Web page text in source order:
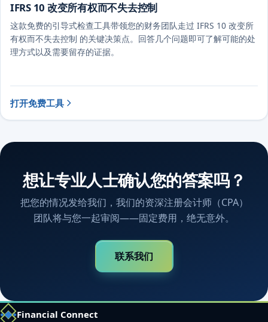
IFRS 10 改变所有权而不失去控制
这款免费的引导式检查工具带领您的财务团队走过 IFRS 10 改变所
有权而不失去控制 的关键决策点。回答几个问题即可了解可能的处
理方式以及需要留存的证据。
打开免费工具
想让专业人士确认您的答案吗？
把您的情况发给我们，我们的资深注册会计师（CPA）
团队将与您一起审阅——固定费用，绝无意外。
联系我们
Financial Connect